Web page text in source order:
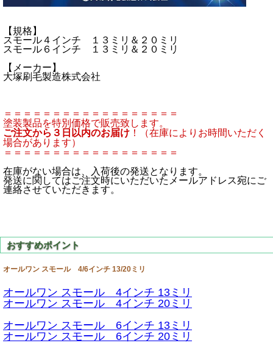
【規格】
スモール４インチ １３ミリ＆２０ミリ
スモール６インチ １３ミリ＆２０ミリ
【メーカー】
大塚刷毛製造株式会社
＝＝＝＝＝＝＝＝＝＝＝＝＝＝＝＝＝＝
塗装製品を特別価格で販売致します。
ご注文から３日以内のお届け ！（在庫によりお時間いただく
場合があります）
＝＝＝＝＝＝＝＝＝＝＝＝＝＝＝＝＝＝
在庫がない場合は、入荷後の発送となります。
発送に関してはご注文時にいただいたメールアドレス宛にご
連絡させていただきます。
オールワン スモール 4/6インチ 13/20ミリ
オールワン スモール 4インチ 13ミリ
オールワン スモール 4インチ 20ミリ
オールワン スモール 6インチ 13ミリ
オールワン スモール 6インチ 20ミリ